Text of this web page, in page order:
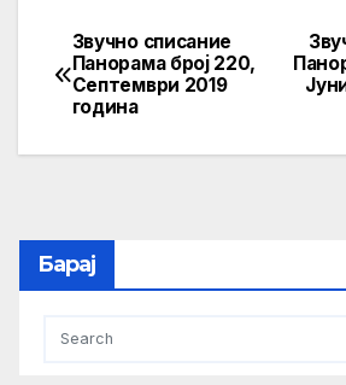
Post
navigation
Звучно списание
Панорама број 220,
Септември 2019
година
Барај